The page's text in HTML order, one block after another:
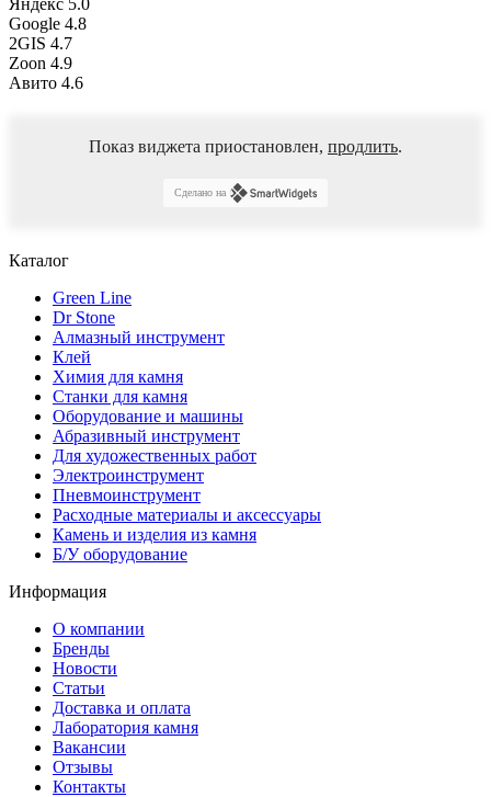
Google 4.8
2GIS 4.7
Zoon 4.9
Авито 4.6
Показ виджета приостановлен, продлить.
Сделано на
Каталог
Green Line
Dr Stone
Алмазный инструмент
Клей
Химия для камня
Станки для камня
Оборудование и машины
Абразивный инструмент
Для художественных работ
Электроинструмент
Пневмоинструмент
Расходные материалы и аксессуары
Камень и изделия из камня
Б/У оборудование
Информация
О компании
Бренды
Новости
Статьи
Доставка и оплата
Лаборатория камня
Вакансии
Отзывы
Контакты